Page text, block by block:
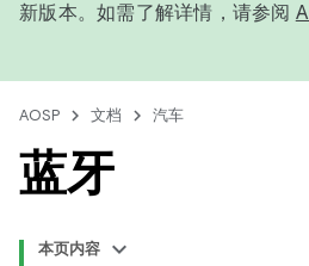
新版本。如需了解详情，请参阅
AOSP 文档 汽车
蓝牙
本页内容